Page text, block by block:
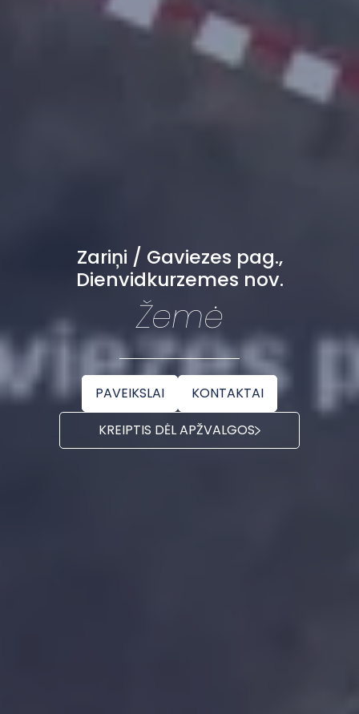
Zariņi / Gaviezes pag.,
Dienvidkurzemes nov.
Žemė
PAVEIKSLAI
KONTAKTAI
KREIPTIS DĖL APŽVALGOS